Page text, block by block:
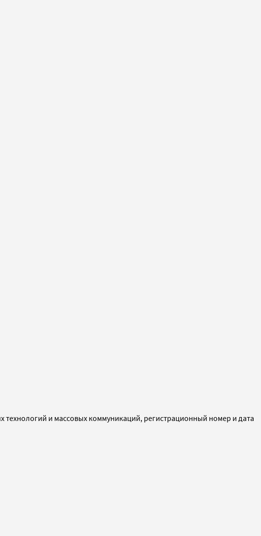
и массовых коммуникаций, регистрационный номер и дата